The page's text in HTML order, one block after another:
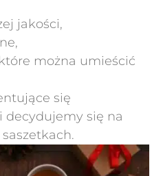
jakości,
można umieścić
się
decydujemy się na